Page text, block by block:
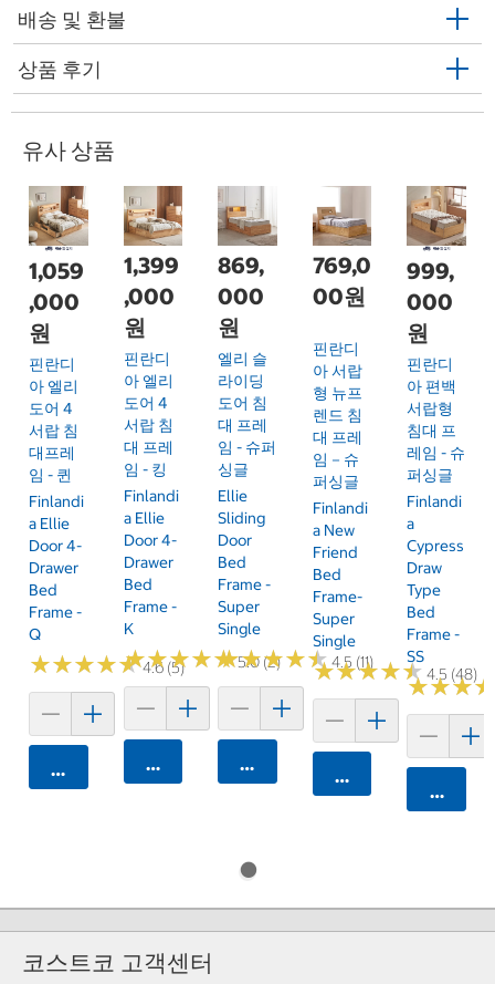
배송 및 환불
상품 후기
유사 상품
1,059
,000
원
핀란디
아 엘리
도어 4
서랍 침
대프레
임 - 퀸
Finlandi
A Ellie
Door 4-
Drawer
Bed
Frame -
Q
★★★★★
★★★★★4.6 (5)
카트에 담기
1,399
,000
원
핀란디
아 엘리
도어 4
서랍 침
대 프레
임 - 킹
Finlandi
A Ellie
Door 4-
Drawer
Bed
Frame -
K
★★★★★
★★★★★5.0 (2)
카트에 담기
869,
000
원
엘리 슬
라이딩
도어 침
대 프레
임 - 슈퍼
싱글
Ellie
Sliding
Door
Bed
Frame -
Super
Single
★★★★★
★★★★★ 4.5 (11)
카트에 담기
769,0
00원
핀란디
아 서랍
형 뉴프
렌드 침
대 프레
임－슈
퍼싱글
Finlandi
A New
Friend
Bed
Frame-
Super
Single
★★★★★
★★★★★4.5 (48)
카트에 담기
999,
000
원
핀란디
아 편백
서랍형
침대 프
레임 - 슈
퍼싱글
Finlandi
A
Cypress
Draw
Type
Bed
Frame -
SS
★★★
★★★
카트에
코스트코 고객센터